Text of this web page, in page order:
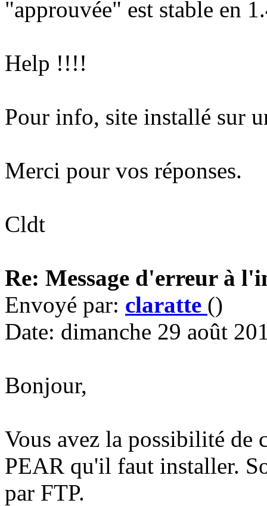
"approuvée" est stable en
Help !!!!
Pour info, site installé sur
Merci pour vos réponses.
Cldt
Re: Message d'erreur à
Envoyé par: claratte ()
Date: dimanche 29 août
Bonjour,
Vous avez la possibilité de
PEAR qu'il faut installer.
par FTP.